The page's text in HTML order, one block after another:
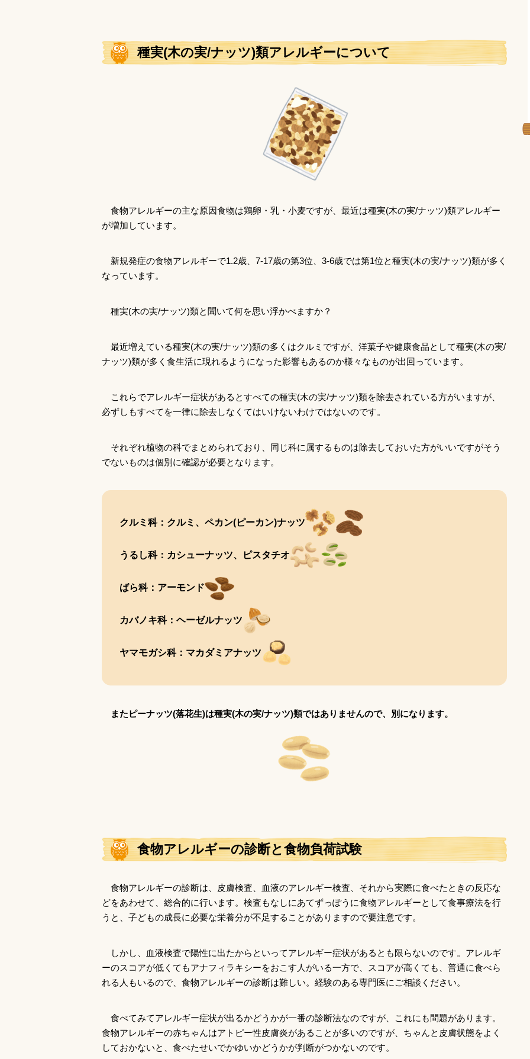
種実(木の実/ナッツ)類アレルギーについて
食物アレルギーの主な原因食物は鶏卵・乳・小麦ですが、最近は種実(木の実/ナッツ)類アレルギー
が増加しています。
新規発症の食物アレルギーで1.2歳、7-17歳の第3位、3-6歳では第1位と種実(木の実/ナッツ)類が多く
なっています。
種実(木の実/ナッツ)類と聞いて何を思い浮かべますか？
最近増えている種実(木の実/ナッツ)類の多くはクルミですが、洋菓子や健康食品として種実(木の実/
ナッツ)類が多く食生活に現れるようになった影響もあるのか様々なものが出回っています。
これらでアレルギー症状があるとすべての種実(木の実/ナッツ)類を除去されている方がいますが、
必ずしもすべてを一律に除去しなくてはいけないわけではないのです。
それぞれ植物の科でまとめられており、同じ科に属するものは除去しておいた方がいいですがそう
でないものは個別に確認が必要となります。
クルミ科：クルミ、ペカン(ピーカン)ナッツ
うるし科：カシューナッツ、ピスタチオ
ばら科：アーモンド
カバノキ科：ヘーゼルナッツ
ヤマモガシ科：マカダミアナッツ
またピーナッツ(落花生)は種実(木の実/ナッツ)類ではありませんので、別になります。
食物アレルギーの診断と食物負荷試験
食物アレルギーの診断は、皮膚検査、血液のアレルギー検査、それから実際に食べたときの反応な
どをあわせて、総合的に行います。検査もなしにあてずっぽうに食物アレルギーとして食事療法を行
うと、子どもの成長に必要な栄養分が不足することがありますので要注意です。
しかし、血液検査で陽性に出たからといってアレルギー症状があるとも限らないのです。アレルギ
ーのスコアが低くてもアナフィラキシーをおこす人がいる一方で、スコアが高くても、普通に食べら
れる人もいるので、食物アレルギーの診断は難しい。経験のある専門医にご相談ください。
食べてみてアレルギー症状が出るかどうかが一番の診断法なのですが、これにも問題があります。
食物アレルギーの赤ちゃんはアトピー性皮膚炎があることが多いのですが、ちゃんと皮膚状態をよく
しておかないと、食べたせいでかゆいかどうかが判断がつかないのです。